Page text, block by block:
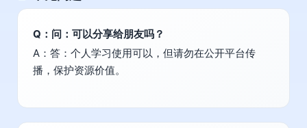
Q：问：可以分享给朋友吗？
A：答：个人学习使用可以，但请勿在公开平台传
播，保护资源价值。